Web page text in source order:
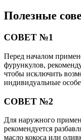
Полезные
СОВЕТ №1
Перед началом
фурункулов,
чтобы исключить
индивидуальные
СОВЕТ №2
Для наружного
рекомендуется
масло кокоса или